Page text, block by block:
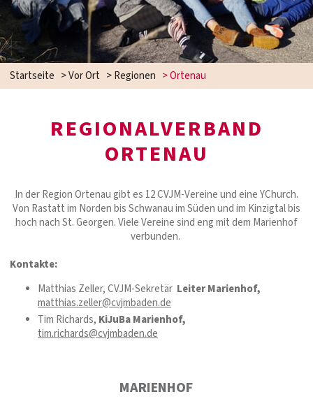
Startseite >Vor Ort >Regionen >Ortenau
REGIONALVERBAND
ORTENAU
In der Region Ortenau gibt es 12 CVJM-Vereine und eine YChurch.
Von Rastatt im Norden bis Schwanau im Süden und im Kinzigtal bis
hoch nach St. Georgen. Viele Vereine sind eng mit dem Marienhof
verbunden.
Kontakte:
Matthias Zeller, CVJM-Sekretär Leiter Marienhof,
matthias.zeller@cvjmbaden.de
Tim Richards, KiJuBa Marienhof,
tim.richards@cvjmbaden.de
MARIENHOF